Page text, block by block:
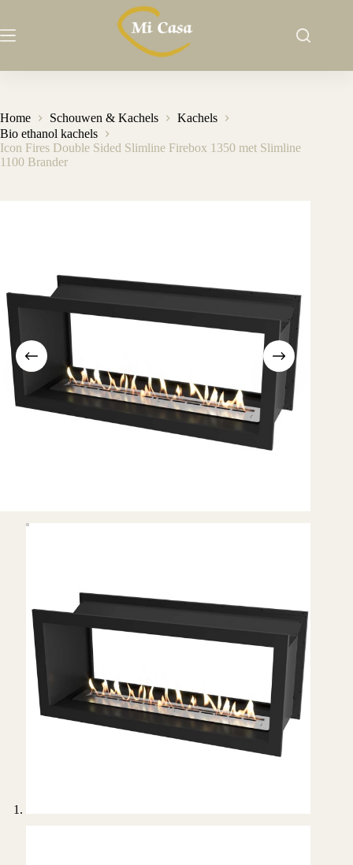
de
Home Schouwen & Kachels
Kachels
Bio ethanol kachels
Icon Fires Double Sided Slimline Firebox 1350 met Slimline
1100 Brander